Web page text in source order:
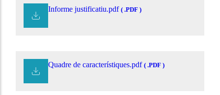
Informe justificatiu.pdf ( .PDF )
Quadre de característiques.pdf ( .PDF )